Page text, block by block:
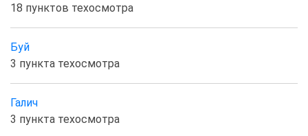
18 пунктов техосмотра
Буй
3 пункта техосмотра
Галич
3 пункта техосмотра